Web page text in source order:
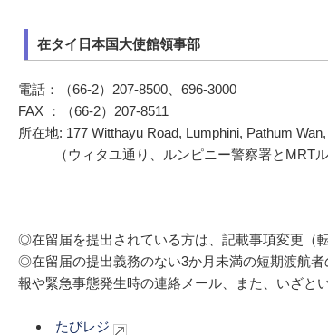
在タイ日本国大使館領事部
電話：（66-2）207-8500、696-3000
FAX ：（66-2）207-8511
所在地: 177 Witthayu Road, Lumphini, Pathum
（ウィタユ通り、ルンピニー警察署とMRTル
◎在留届を提出されている方は、記載事項変更（
◎在留届の提出義務のない3か月未満の短期渡航
報や緊急事態発生時の連絡メール、また、いざと
たびレジ